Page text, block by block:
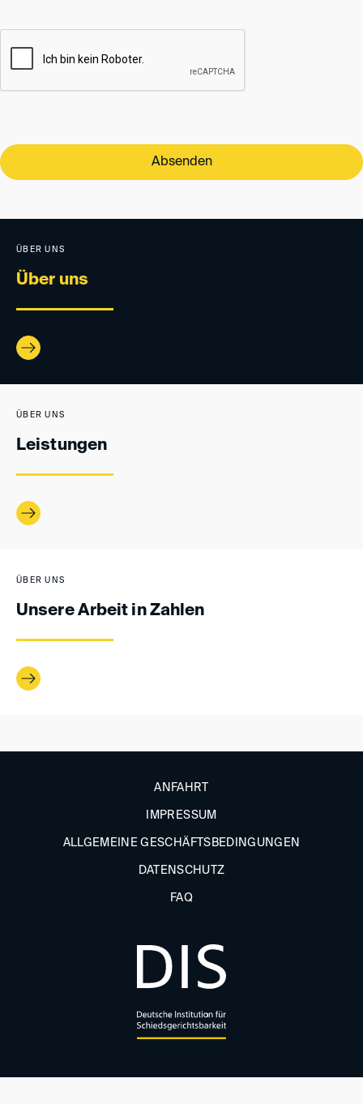
Absenden
ÜBER UNS
Über uns
ÜBER UNS
Leistungen
ÜBER UNS
Unsere Arbeit in Zahlen
ANFAHRT
IMPRESSUM
ALLGEMEINE GESCHÄFTSBEDINGUNGEN
DATENSCHUTZ
FAQ